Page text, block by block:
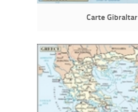
Carte Gibraltar